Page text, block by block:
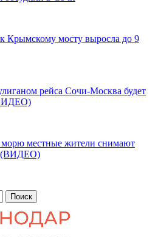
Крымскому мосту выросла до 9
рейса Сочи-Москва будет
морю местные жители снимают
(ВИДЕО)